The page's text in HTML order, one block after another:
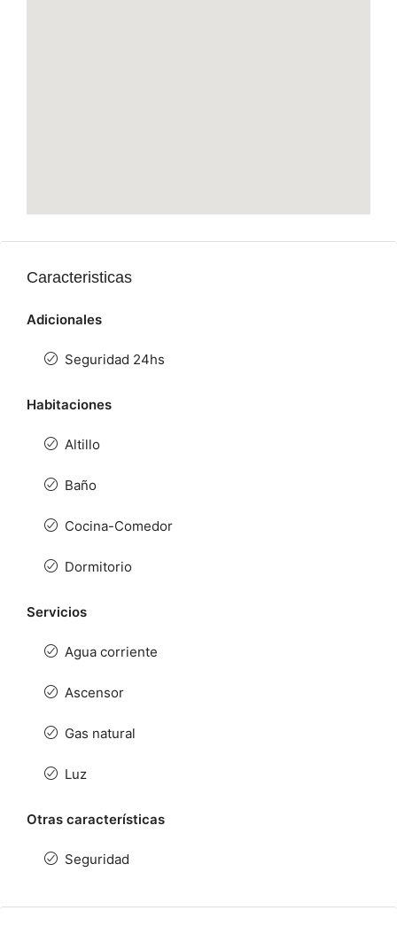
Caracteristicas
Adicionales
Seguridad 24hs
Habitaciones
Altillo
Baño
Cocina-Comedor
Dormitorio
Servicios
Agua corriente
Ascensor
Gas natural
Luz
Otras características
Seguridad